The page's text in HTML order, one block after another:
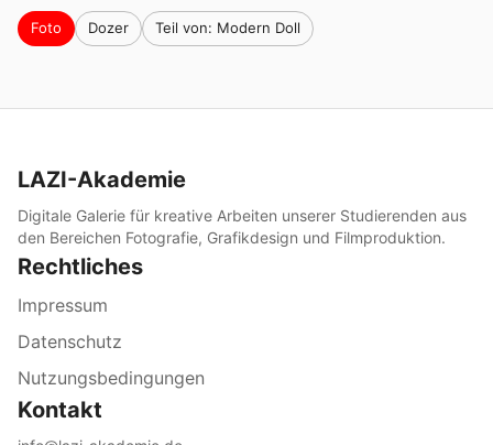
Foto Dozer Teil von: Modern Doll
LAZI-Akademie
Digitale Galerie für kreative Arbeiten unserer Studierenden aus
den Bereichen Fotografie, Grafikdesign und Filmproduktion.
Rechtliches
Impressum
Datenschutz
Nutzungsbedingungen
Kontakt